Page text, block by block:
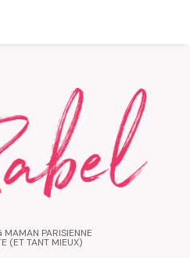
MAMAN PARISIENNE
(ET TANT MIEUX)